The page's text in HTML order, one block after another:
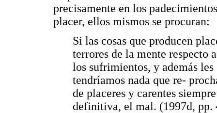
precisamente en los
placer, ellos mismos se procuran:
Si las cosas que producen
terrores de la mente respecto
los sufrimientos, y además
tendríamos nada que re-
de placeres y carentes
definitiva, el mal. (1997d, pp.